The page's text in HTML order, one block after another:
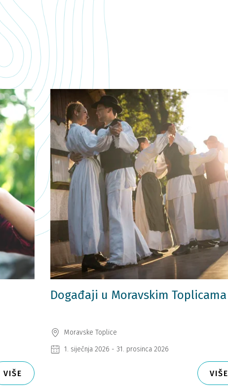
VIŠE
Događaji u Moravskim Toplicama
Moravske Toplice
1. siječnja 2026 - 31. prosinca 2026
VIŠE